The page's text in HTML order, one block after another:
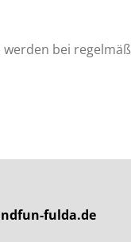
bei
fulda.de